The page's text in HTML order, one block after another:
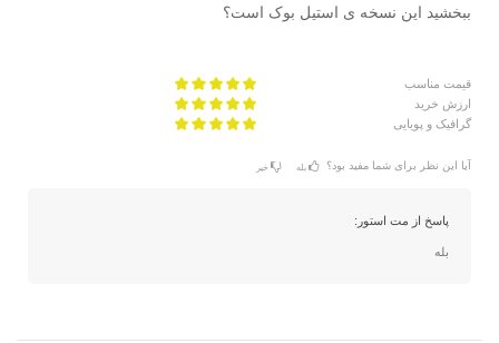
ببخشید این نسخه ی استیل بوک است؟
قیمت مناسب
ارزش خرید
گرافیک و پویایی
آیا این نظر برای شما مفید بود؟ بله خیر
پاسخ از مت استور:
بله